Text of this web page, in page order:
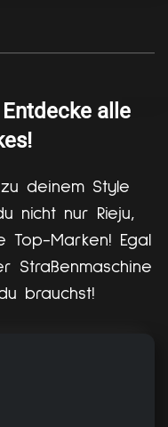
alle
deinem Style
nicht nur Rieju,
Marken! Egal
Straßenmaschine
brauchst!